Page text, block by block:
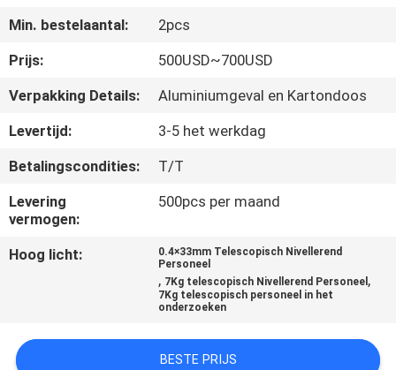
CONTACTEER
ONS
VERZOEK
EEN
CITAAT
SITEMAP
POLICY
Min. bestelaantal:
2pcs
Prijs:
500USD~700USD
Verpakking Details:
Aluminiumgeval en Kartondoos
Levertijd:
3-5 het werkdag
Betalingscondities:
T/T
Levering
vermogen:
500pcs per maand
Hoog licht:
0.4×33mm Telescopisch Nivellerend
Personeel
, 7Kg telescopisch Nivellerend Personeel ,
7Kg telescopisch personeel in het
onderzoeken
BESTE PRIJS